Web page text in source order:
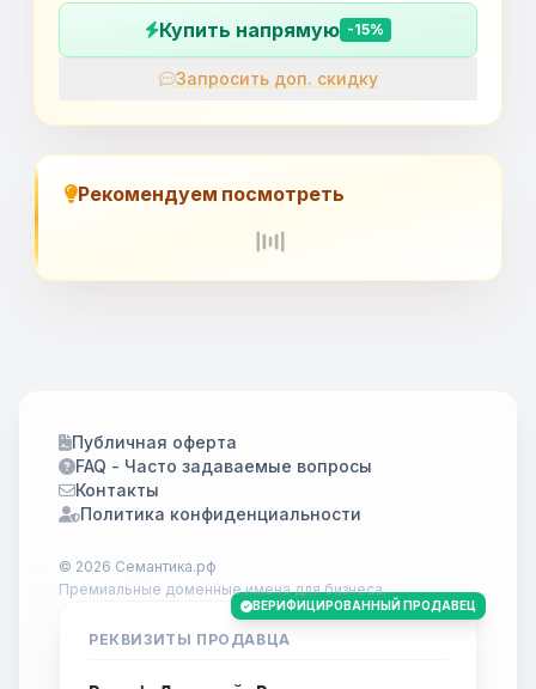
Купить напрямую -15%
Запросить доп. скидку
Рекомендуем посмотреть
Публичная оферта
FAQ - Часто задаваемые вопросы
Контакты
Политика конфиденциальности
© 2026 Семантика.рф
Премиальные доменные имена для бизнеса.
ВЕРИФИЦИРОВАННЫЙ ПРОДАВЕЦ
РЕКВИЗИТЫ ПРОДАВЦА